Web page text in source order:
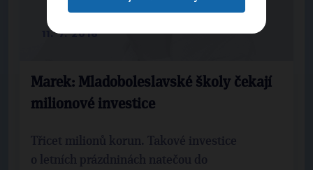
11. 7. 2016
Marek: Mladoboleslavské školy čekají
milionové investice
Třicet milionů korun. Takové investice
o letních prázdninách natečou do